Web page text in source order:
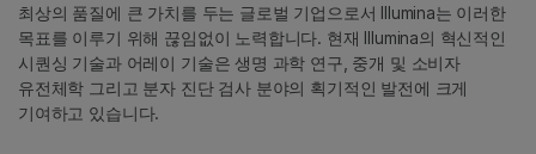
최상의 품질에 큰 가치를 두는 글로벌 기업으로서 Illumina는 이러한
목표를 이루기 위해 끊임없이 노력합니다. 현재 Illumina의 혁신적인
시퀀싱 기술과 어레이 기술은 생명 과학 연구, 중개 및 소비자
유전체학 그리고 분자 진단 검사 분야의 획기적인 발전에 크게
기여하고 있습니다.